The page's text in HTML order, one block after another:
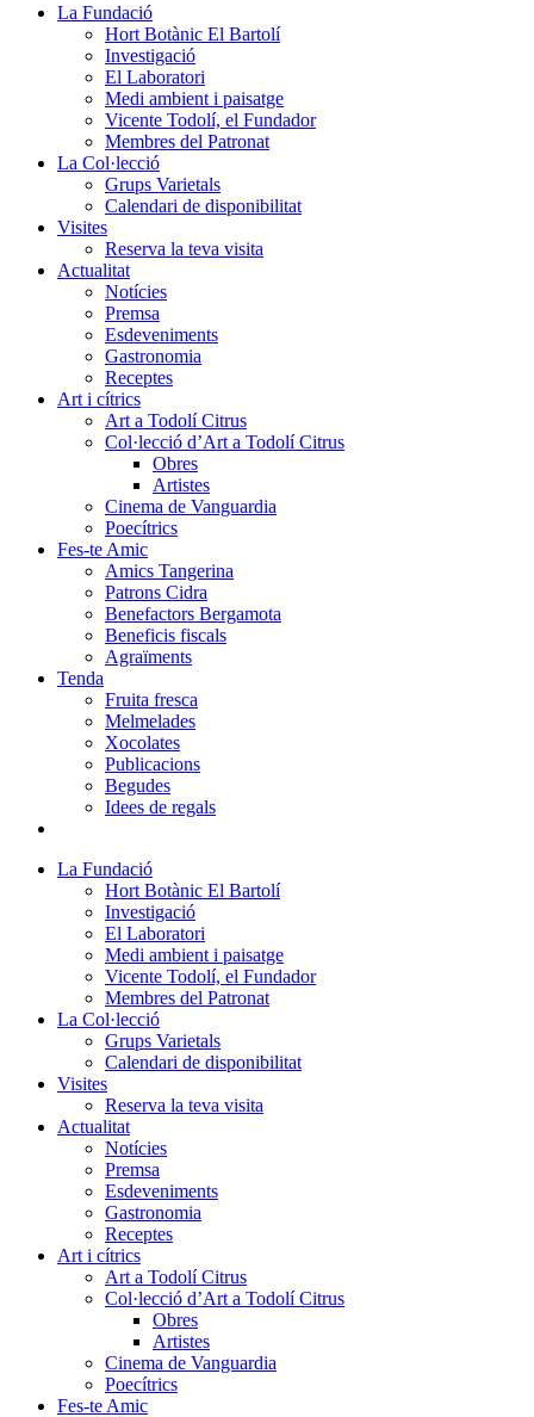
La Fundació
Hort Botànic El Bartolí
Investigació
El Laboratori
Medi ambient i paisatge
Vicente Todolí, el Fundador
Membres del Patronat
La Col·lecció
Grups Varietals
Calendari de disponibilitat
Visites
Reserva la teva visita
Actualitat
Notícies
Premsa
Esdeveniments
Gastronomia
Receptes
Art i cítrics
Art a Todolí Citrus
Col·lecció d’Art a Todolí Citrus
Obres
Artistes
Cinema de Vanguardia
Poecítrics
Fes-te Amic
Amics Tangerina
Patrons Cidra
Benefactors Bergamota
Beneficis fiscals
Agraïments
Tenda
Fruita fresca
Melmelades
Xocolates
Publicacions
Begudes
Idees de regals
La Fundació
Hort Botànic El Bartolí
Investigació
El Laboratori
Medi ambient i paisatge
Vicente Todolí, el Fundador
Membres del Patronat
La Col·lecció
Grups Varietals
Calendari de disponibilitat
Visites
Reserva la teva visita
Actualitat
Notícies
Premsa
Esdeveniments
Gastronomia
Receptes
Art i cítrics
Art a Todolí Citrus
Col·lecció d’Art a Todolí Citrus
Obres
Artistes
Cinema de Vanguardia
Poecítrics
Fes-te Amic